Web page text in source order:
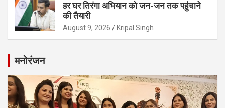
हर घर तिरंगा अभियान को जन-जन तक पहुंचाने
की तैयारी
August 9, 2026 Kripal Singh
मनोरंजन